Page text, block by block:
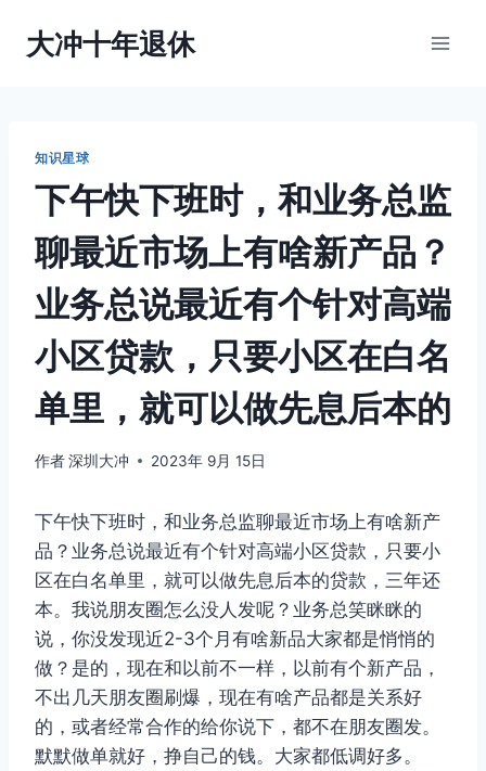
大冲十年退休
知识星球
下午快下班时，和业务总监
聊最近市场上有啥新产品？
业务总说最近有个针对高端
小区贷款，只要小区在白名
单里，就可以做先息后本的
作者深圳大冲 2023年 9月 15日
下午快下班时，和业务总监聊最近市场上有啥新产
品？业务总说最近有个针对高端小区贷款，只要小
区在白名单里，就可以做先息后本的贷款，三年还
本。我说朋友圈怎么没人发呢？业务总笑眯眯的
说，你没发现近2-3个月有啥新品大家都是悄悄的
做？是的，现在和以前不一样，以前有个新产品，
不出几天朋友圈刷爆，现在有啥产品都是关系好
的，或者经常合作的给你说下，都不在朋友圈发。
默默做单就好，挣自己的钱。大家都低调好多。